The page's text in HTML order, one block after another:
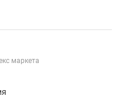
маркета